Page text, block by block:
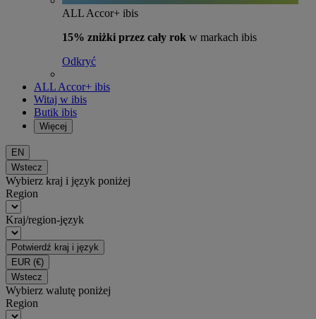
ALL Accor+ ibis
15% zniżki przez cały rok w markach ibis
Odkryć
ALL Accor+ ibis
Witaj w ibis
Butik ibis
Więcej
EN
Wstecz
Wybierz kraj i język poniżej
Region
Kraj/region-język
Potwierdź kraj i język
EUR (€)
Wstecz
Wybierz walutę poniżej
Region